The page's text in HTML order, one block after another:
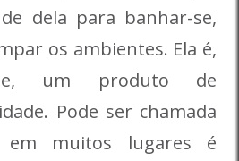
dela para banhar-se,
os ambientes. Ela é,
um produto de
Pode ser chamada
muitos lugares é